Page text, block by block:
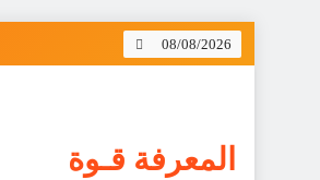
Skip
08/08/2026
المعرفة قـوة